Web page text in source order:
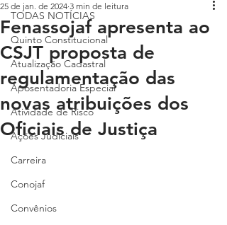
TODAS NOTÍCIAS
Quinto Constitucional
Atualização Cadastral
Aposentadoria Especial
Atividade de Risco
Ações Judiciais
Carreira
Conojaf
Convênios
Fenassojaf apresenta ao
CSJT proposta de
regulamentação das
novas atribuições dos
Oficiais de Justiça
25 de jan. de 2024 3 min de leitura